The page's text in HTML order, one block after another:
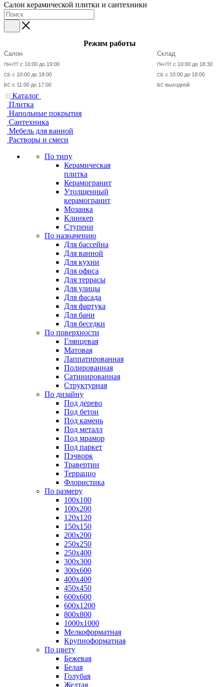
Салон керамической плитки и сантехники
Режим работы
Салон
ПН-ПТ с 10:00 до 19:00
СБ с 10:00 до 18:00
ВС с 11:00 до 17:00
Склад
ПН-ПТ с 10:00 до 18:30
СБ с 10:00 до 18:00
ВС выходной
Каталог
Плитка
Напольные покрытия
Сантехника
Мебель для ванной
Растворы и смеси
По типу
Керамическая
плитка
Керамогранит
Утолщенный
керамогранит
Мозаика
Клинкер
Ступени
По назначению
Для бассейна
Для ванной
Для кухни
Для офиса
Для террасы
Для улицы
Для фасада
Для фартука
Для бани
Для беседки
По поверхности
Глянцевая
Матовая
Лаппатированная
Полированная
Сатинированная
Структурная
По дизайну
Под дерево
Под бетон
Под камень
Под металл
Под мрамор
Под паркет
Пэчворк
Травертин
Терраццо
Флористика
По размеру
100х100
100х200
120х120
150х150
200х200
250х250
250х400
300х300
300х600
400х400
450х450
600х600
600х1200
800х800
1000х1000
Мелкоформатная
Крупноформатная
По цвету
Бежевая
Белая
Голубая
Желтая